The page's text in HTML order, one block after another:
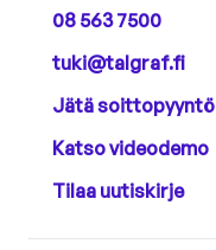
08 563 7500
tuki@talgraf.fi
Jätä soittopyyntö
Katso videodemo
Tilaa uutiskirje